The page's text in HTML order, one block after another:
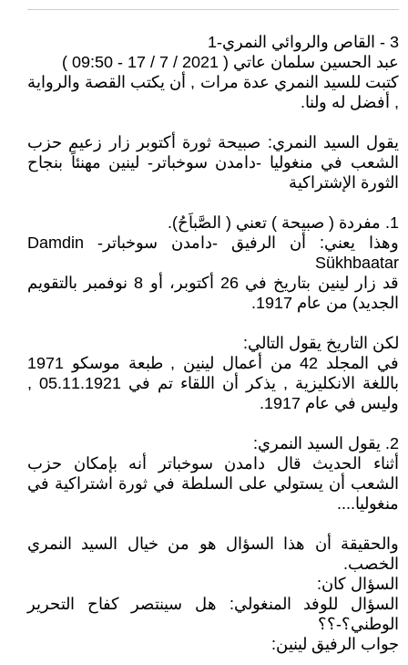
3 - القاص والروائي النمري-1
عبد الحسين سلمان عاتي ( 2021 / 7 / 17 - 09:50 )
كتبت للسيد النمري عدة مرات , أن يكتب القصة والرواية
, أفضل له ولنا.
يقول السيد النمري: صبيحة ثورة أكتوبر زار زعيم حزب
الشعب في منغوليا -دامدن سوخباتر- لينين مهنئاً بنجاح
الثورة الإشتراكية
1. مفردة ( صبيحة ) تعني ( الصَّباَحُ).
وهذا يعني: أن الرفيق -دامدن سوخباتر- Damdin
Sükhbaatar
قد زار لينين بتاريخ في 26 أكتوبر، أو 8 نوفمبر بالتقويم
الجديد) من عام 1917.
لكن التاريخ يقول التالي:
في المجلد 42 من أعمال لينين , طبعة موسكو 1971
باللغة الانكليزية , يذكر أن اللقاء تم في 05.11.1921 ,
وليس في عام 1917.
2. يقول السيد النمري:
أثناء الحديث قال دامدن سوخباتر أنه بإمكان حزب
الشعب أن يستولي على السلطة في ثورة اشتراكية في
منغوليا....
والحقيقة أن هذا السؤال هو من خيال السيد النمري
الخصب.
السؤال كان:
السؤال للوفد المنغولي: هل سينتصر كفاح التحرير
الوطني؟-؟؟
جواب الرفيق لينين: